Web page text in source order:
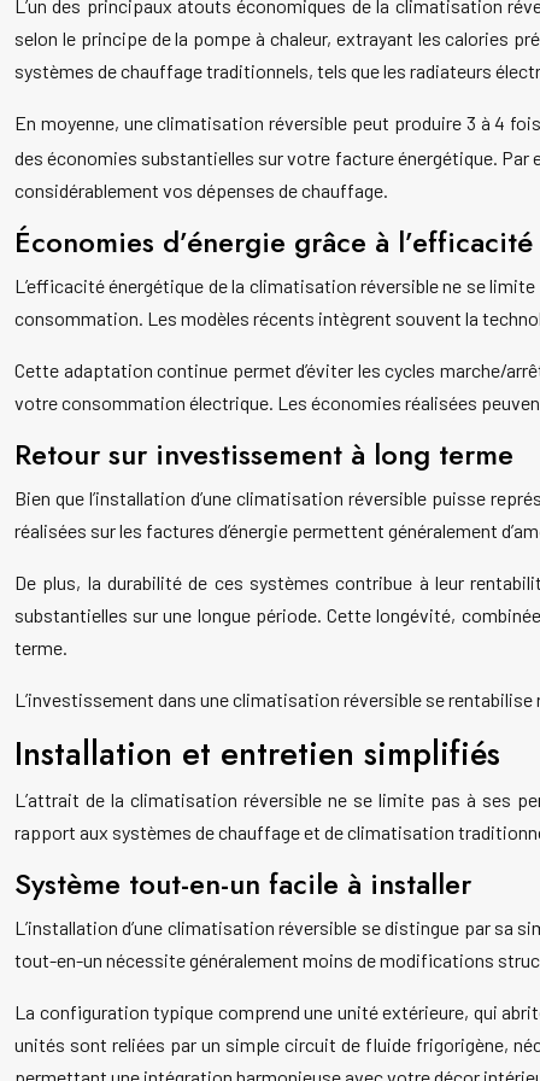
L’un des principaux atouts économiques de la climatisation
selon le principe de la pompe à chaleur, extrayant les calories
systèmes de chauffage traditionnels, tels que les radiateurs
En moyenne, une climatisation réversible peut produire 3 à 4
des économies substantielles sur votre facture énergétique. Par
considérablement vos dépenses de chauffage.
Économies d’énergie grâce à l’efficacité
L’efficacité énergétique de la climatisation réversible ne se
consommation. Les modèles récents intègrent souvent la
Cette adaptation continue permet d’éviter les cycles marche/
votre consommation électrique. Les économies réalisées
Retour sur investissement à long terme
Bien que l’installation d’une climatisation réversible puisse
réalisées sur les factures d’énergie permettent généralement
De plus, la durabilité de ces systèmes contribue à leur
substantielles sur une longue période. Cette longévité,
terme.
L’investissement dans une climatisation réversible se
Installation et entretien simplifiés
L’attrait de la climatisation réversible ne se limite pas à ses
rapport aux systèmes de chauffage et de climatisation
Système tout-en-un facile à installer
L’installation d’une climatisation réversible se distingue par sa
tout-en-un nécessite généralement moins de modifications
La configuration typique comprend une unité extérieure, qui
unités sont reliées par un simple circuit de fluide frigorigène,
permettant une intégration harmonieuse avec votre décor